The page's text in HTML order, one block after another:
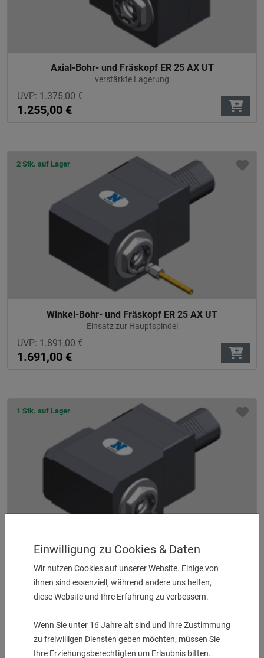
Einwilligung zu Cookies & Daten
Wir nutzen Cookies auf unserer Website. Einige von
ihnen sind essenziell, während andere uns helfen,
diese Website und Ihre Erfahrung zu verbessern.
Wenn Sie unter 16 Jahre alt sind und Ihre Zustimmung
zu freiwilligen Diensten geben möchten, müssen Sie
Ihre Erziehungsberechtigten um Erlaubnis bitten.
Axial-Bohr- und Fräskopf ER 25 AX UT
verstärkte Lagerung
UVP: 1.375,00 €
1.255,00 €
2 Stk. auf Lager
Winkel-Bohr- und Fräskopf ER 25 AX UT
Einsatz zur Hauptspindel
UVP: 1.891,00 €
1.691,00 €
1 Stk. auf Lager
Einsatz zur Hauptspindel
1.999,00 €